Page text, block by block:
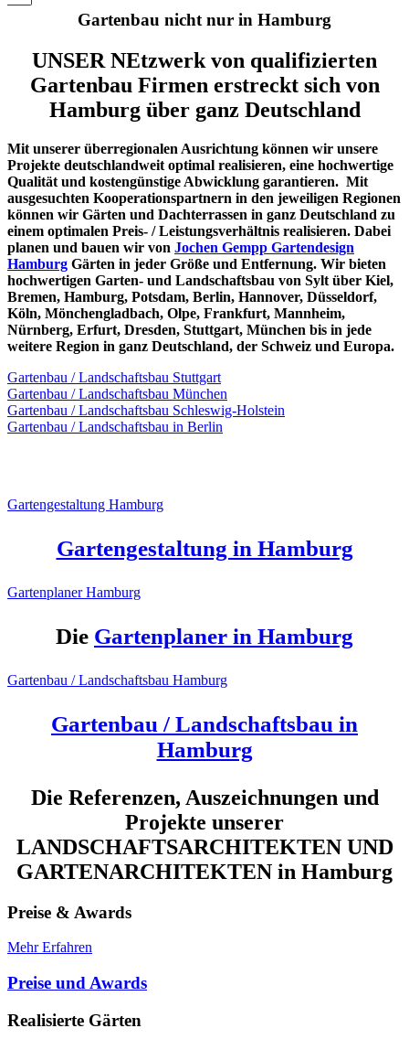
Gartenbau nicht nur in Hamburg
UNSER NEtzwerk von qualifizierten
Gartenbau Firmen erstreckt sich von
Hamburg über ganz Deutschland
Mit unserer überregionalen Ausrichtung können wir unsere
Projekte deutschlandweit optimal realisieren, eine hochwertige
Qualität und kostengünstige Abwicklung garantieren. Mit
ausgesuchten Kooperationspartnern in den jeweiligen Regionen
können wir Gärten und Dachterrassen in ganz Deutschland zu
einem optimalen Preis- / Leistungsverhältnis realisieren. Dabei
planen und bauen wir von Jochen Gempp Gartendesign
Hamburg Gärten in jeder Größe und Entfernung. Wir bieten
hochwertigen Garten- und Landschaftsbau von Sylt über Kiel,
Bremen, Hamburg, Potsdam, Berlin, Hannover, Düsseldorf,
Köln, Mönchengladbach, Olpe, Frankfurt, Mannheim,
Nürnberg, Erfurt, Dresden, Stuttgart, München bis in jede
weitere Region in ganz Deutschland, der Schweiz und Europa.
Gartenbau / Landschaftsbau Stuttgart
Gartenbau / Landschaftsbau München
Gartenbau / Landschaftsbau Schleswig-Holstein
Gartenbau / Landschaftsbau in Berlin
Gartengestaltung Hamburg
Gartengestaltung in Hamburg
Gartenplaner Hamburg
Die Gartenplaner in Hamburg
Gartenbau / Landschaftsbau Hamburg
Gartenbau / Landschaftsbau in
Hamburg
Die Referenzen, Auszeichnungen und
Projekte unserer
LANDSCHAFTSARCHITEKTEN UND
GARTENARCHITEKTEN in Hamburg
Preise & Awards
Mehr Erfahren
Preise und Awards
Realisierte Gärten